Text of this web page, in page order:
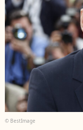
© BestImage